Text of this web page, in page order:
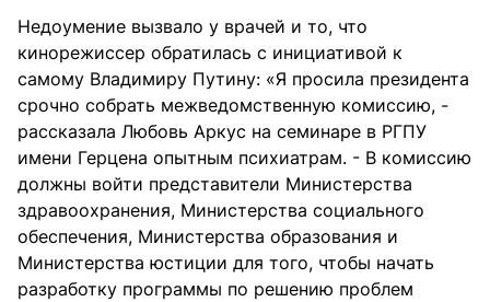
Недоумение вызвало у врачей и то, что
кинорежиссер обратилась с инициативой к
самому Владимиру Путину: «Я просила президента
срочно собрать межведомственную комиссию, -
рассказала Любовь Аркус на семинаре в РГПУ
имени Герцена опытным психиатрам. - В комиссию
должны войти представители Министерства
здравоохранения, Министерства социального
обеспечения, Министерства образования и
Министерства юстиции для того, чтобы начать
разработку программы по решению проблем